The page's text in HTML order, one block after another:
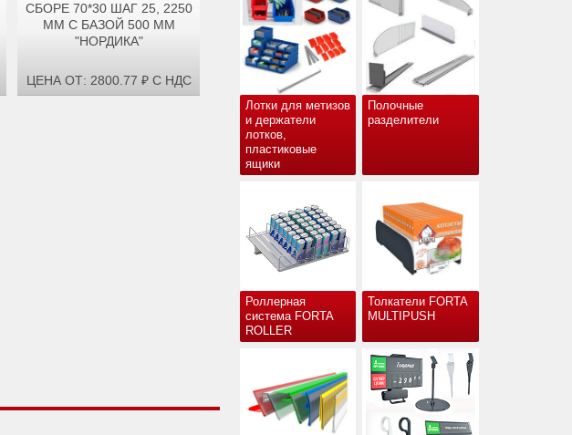
Лотки для метизов
и держатели
лотков,
пластиковые
ящики
Полочные
разделители
Роллерная
система FORTA
ROLLER
Толкатели FORTA
MULTIPUSH
СБОРЕ 70*30 ШАГ 25, 2250
ММ С БАЗОЙ 500 ММ
"НОРДИКА"
ЦЕНА ОТ: 2800.77 ₽ С НДС